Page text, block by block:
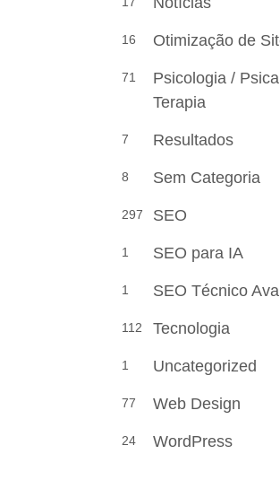
16 Otimização de
71
Psicologia /
Terapia
7 Resultados
8 Sem Categoria
297 SEO
1 SEO para IA
1 SEO Técnico
112 Tecnologia
1 Uncategorized
77 Web Design
24 WordPress